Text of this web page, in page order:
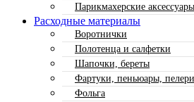
Парикмахерские аксессуары
Расходные материалы
Воротнички
Полотенца и салфетки
Шапочки, береты
Фартуки, пеньюары,
Фольга